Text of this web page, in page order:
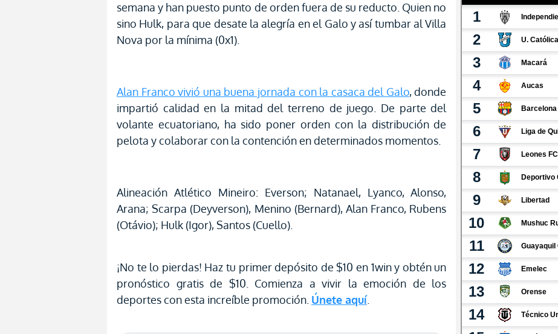
semana y han puesto punto de orden fuera de su reducto. Quien no
sino Hulk, para que desate la alegría en el Galo y así tumbar al Villa
Nova por la mínima (0x1).
Alan Franco vivió una buena jornada con la casaca del Galo, donde
impartió calidad en la mitad del terreno de juego. De parte del
volante ecuatoriano, ha sido poner orden con la distribución de
pelota y colaborar con la contención en determinados momentos.
Alineación Atlético Mineiro: Everson; Natanael, Lyanco, Alonso,
Arana; Scarpa (Deyverson), Menino (Bernard), Alan Franco, Rubens
(Otávio); Hulk (Igor), Santos (Cuello).
¡No te lo pierdas! Haz tu primer depósito de $10 en 1win y obtén un
pronóstico gratis de $10. Comienza a vivir la emoción de los
deportes con esta increíble promoción. Únete aquí.